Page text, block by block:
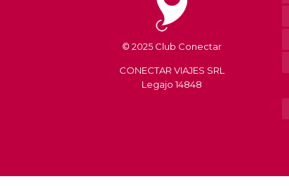
© 2025 Club Conectar
CONECTAR VIAJES SRL
Legajo 14848